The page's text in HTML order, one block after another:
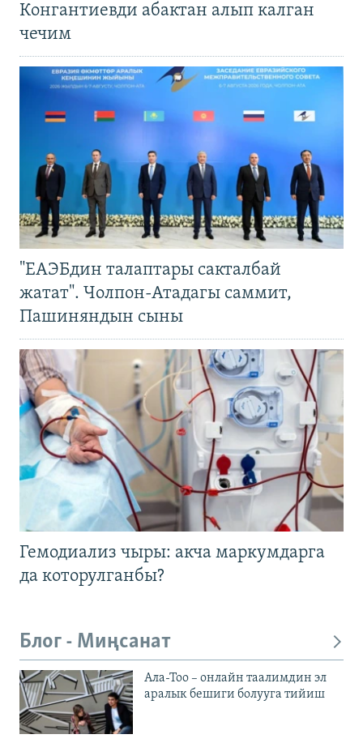
Конгантиевди абактан алып калган
чечим
"ЕАЭБдин талаптары сакталбай
жатат". Чолпон-Атадагы саммит,
Пашиняндын сыны
Гемодиализ чыры: акча маркумдарга
да которулганбы?
Блог - Миңсанат
Ала-Тоо – онлайн таалимдин эл
аралык бешиги болууга тийиш